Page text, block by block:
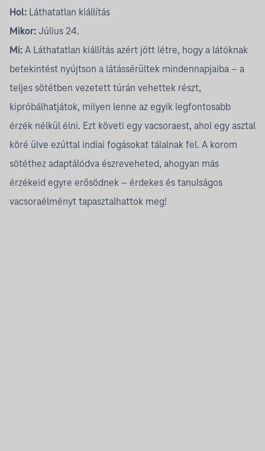
Hol: Láthatatlan kiállítás
Mikor: Július 24.
Mi: A Láthatatlan kiállítás azért jött létre, hogy a látóknak
betekintést nyújtson a látássérültek mindennapjaiba – a
teljes sötétben vezetett túrán vehettek részt,
kipróbálhatjátok, milyen lenne az egyik legfontosabb
érzék nélkül élni. Ezt követi egy vacsoraest, ahol egy asztal
köré ülve ezúttal indiai fogásokat tálalnak fel. A korom
sötéthez adaptálódva észreveheted, ahogyan más
érzékeid egyre erősödnek – érdekes és tanulságos
vacsoraélményt tapasztalhattok meg!